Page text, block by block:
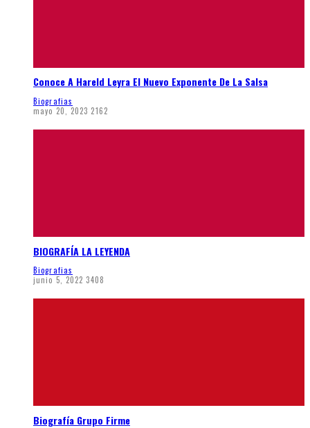
Conoce A Hareld Leyra El Nuevo Exponente De La Salsa
Biografias
mayo 20, 2023 2162
BIOGRAFÍA LA LEYENDA
Biografias
junio 5, 2022 3408
Biografía Grupo Firme